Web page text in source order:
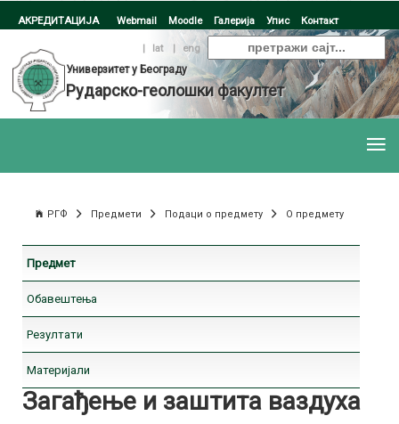
АКРЕДИТАЦИЈА Webmail Moodle Галерија Упис Контакт
| lat |
eng
Универзитет у Београду
Рударско-геолошки факултет
РГФ Предмети Подаци о предмету О предмету
Предмет
Обавештења
Резултати
Материјали
Загађење и заштита ваздуха